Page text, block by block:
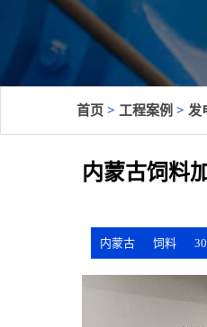
首页 > 工程案例 > 发
内蒙古饲料
内蒙古 饲料